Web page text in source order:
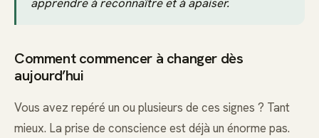
Comment commencer à changer dès
aujourd’hui
Vous avez repéré un ou plusieurs de ces signes ? Tant
mieux. La prise de conscience est déjà un énorme pas.